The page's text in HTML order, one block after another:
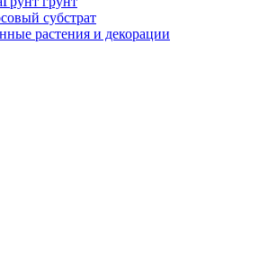
субстрат
растения и декорации